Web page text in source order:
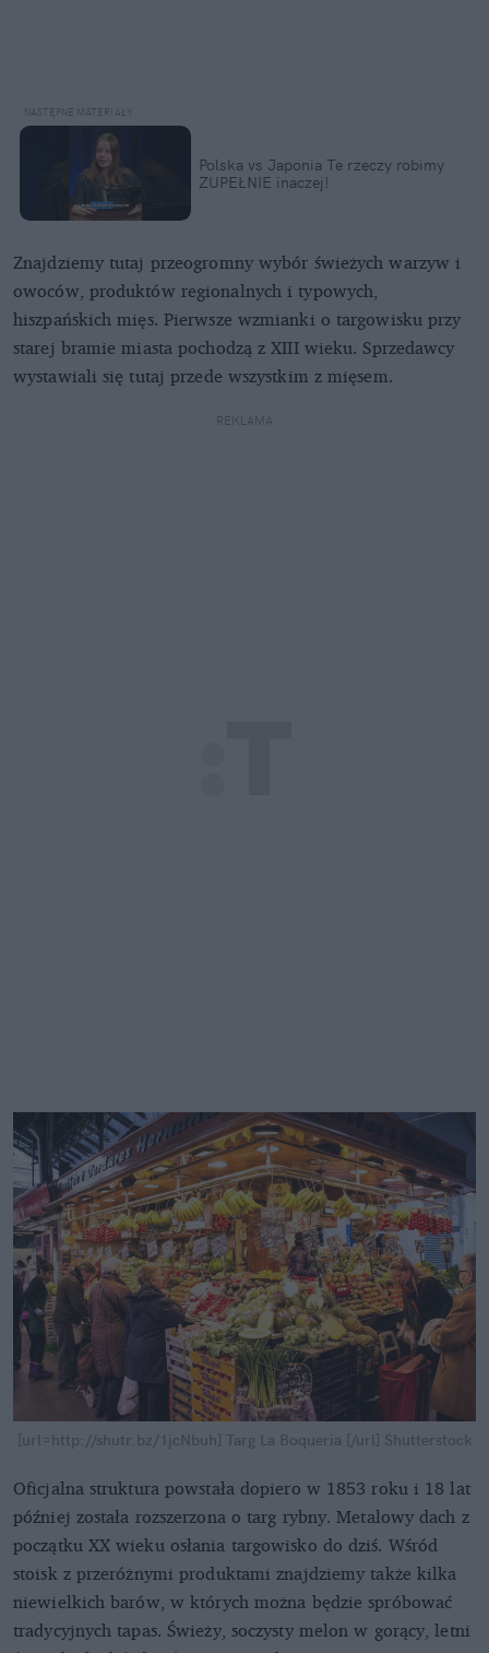
Polska vs Japonia Te rzeczy robimy
ZUPEŁNIE inaczej!
Znajdziemy tutaj przeogromny wybór świeżych warzyw i
owoców, produktów regionalnych i typowych,
hiszpańskich mięs. Pierwsze wzmianki o targowisku przy
starej bramie miasta pochodzą z XIII wieku. Sprzedawcy
wystawiali się tutaj przede wszystkim z mięsem.
REKLAMA
[url=http://shutr.bz/1jcNbuh] Targ La Boqueria [/url] Shutterstock
Oficjalna struktura powstała dopiero w 1853 roku i 18 lat
później została rozszerzona o targ rybny. Metalowy dach z
początku XX wieku osłania targowisko do dziś. Wśród
stoisk z przeróżnymi produktami znajdziemy także kilka
niewielkich barów, w których można będzie spróbować
tradycyjnych tapas. Świeży, soczysty melon w gorący, letni